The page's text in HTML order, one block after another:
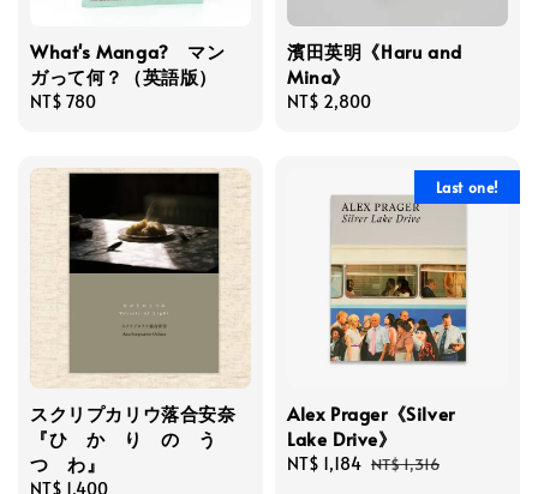
What's Manga? マン
ガって何？（英語版）
Regular
NT$ 780
濱田英明《Haru and
Mina》
Regular
NT$ 2,800
スクリプカリウ落合安奈
『ひ か り の う
つ わ』
Regular
NT$ 1,400
Last one!
Alex Prager《Silver
Lake Drive》
Sale
NT$ 1,184 Regular
NT$ 1,316